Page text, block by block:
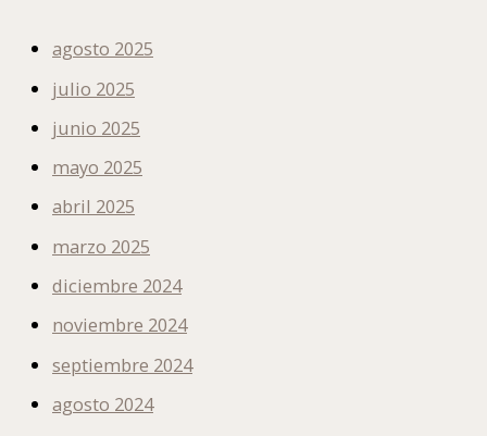
agosto 2025
julio 2025
junio 2025
mayo 2025
abril 2025
marzo 2025
diciembre 2024
noviembre 2024
septiembre 2024
agosto 2024